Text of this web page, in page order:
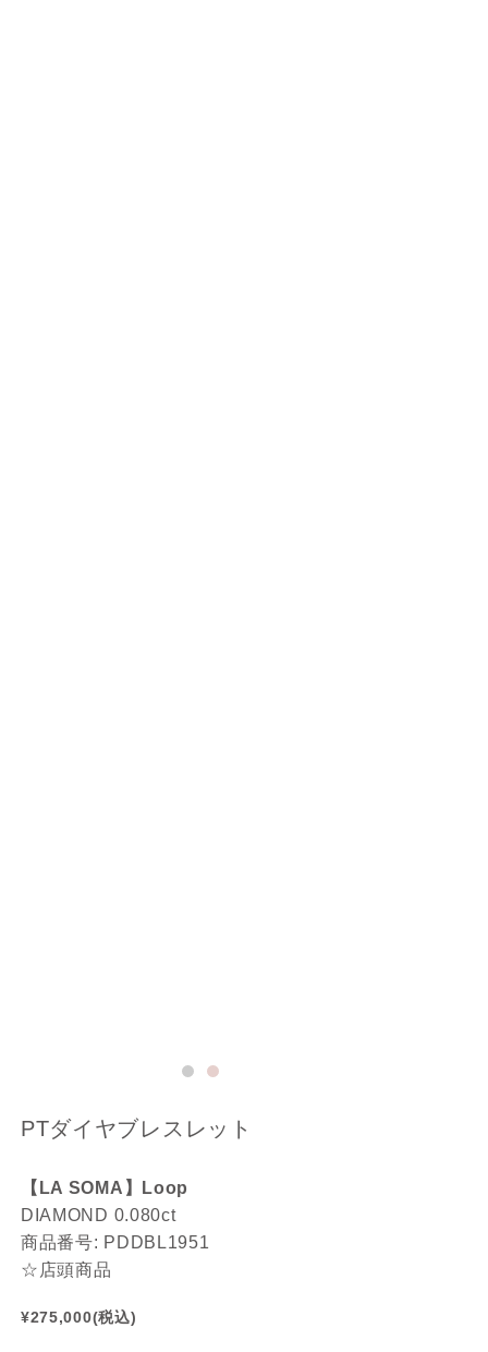
PTダイヤブレスレット
【LA SOMA】Loop
DIAMOND 0.080ct
商品番号: PDDBL1951
☆店頭商品
¥275,000(税込)